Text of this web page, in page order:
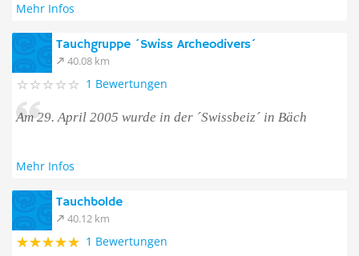
Mehr Infos
Tauchgruppe ´Swiss Archeodivers´
40.08 km
1 Bewertungen
Am 29. April 2005 wurde in der ´Swissbeiz´ in Bäch
Mehr Infos
Tauchbolde
40.12 km
1 Bewertungen